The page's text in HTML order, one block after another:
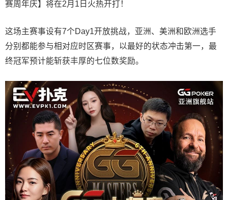
赛周年庆】将在2月1日火热开打！
这场主赛事设有7个Day1开放挑战，亚洲、美洲和欧洲选手
分别都能参与相对应时区赛事，以最好的状态冲击第一，最
终冠军预计能斩获丰厚的七位数奖励。